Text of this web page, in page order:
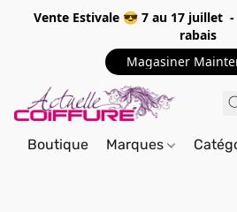
Vente Estivale 😎 7 au 17 juillet
rabais
Magasiner
Boutique Marques